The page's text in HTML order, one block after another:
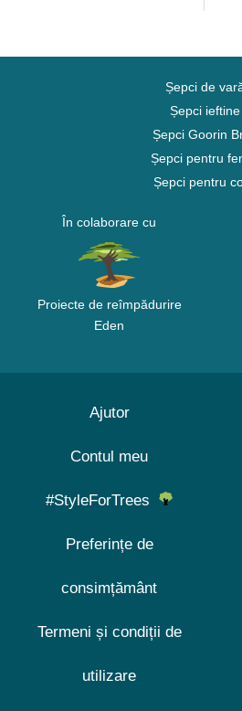
Șepci de
Șepci ieftine
Șepci Goorin
Șepci pentru
Șepci pentru
În colaborare cu
Proiecte de reîmpădurire
Eden
Ajutor
Contul meu
#StyleForTrees
Preferințe de
consimțământ
Termeni și condiții de
utilizare